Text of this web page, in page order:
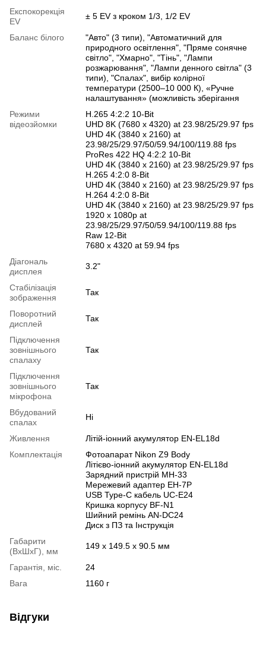
Експокорекція
EV
± 5 EV з кроком 1/3, 1/2 EV
Баланс білого
"Авто" (3 типи), "Автоматичний для
природного освітлення", "Пряме сонячне
світло", "Хмарно", "Тінь", "Лампи
розжарювання", "Лампи денного світла" (3
типи), "Спалах", вибір колірної
температури (2500–10 000 К), «Ручне
налаштування» (можливість зберігання
Режими
відеозйомки
H.265 4:2:2 10-Bit
UHD 8K (7680 x 4320) at 23.98/25/29.97 fps
UHD 4K (3840 x 2160) at
23.98/25/29.97/50/59.94/100/119.88 fps
ProRes 422 HQ 4:2:2 10-Bit
UHD 4K (3840 x 2160) at 23.98/25/29.97 fps
H.265 4:2:0 8-Bit
UHD 4K (3840 x 2160) at 23.98/25/29.97 fps
H.264 4:2:0 8-Bit
UHD 4K (3840 x 2160) at 23.98/25/29.97 fps
1920 x 1080p at
23.98/25/29.97/50/59.94/100/119.88 fps
Raw 12-Bit
7680 x 4320 at 59.94 fps
Діагональ
дисплея
3.2"
Cтабілізація
зображення
Так
Поворотний
дисплей
Так
Підключення
зовнішнього
спалаху
Так
Підключення
зовнішнього
мікрофона
Так
Вбудований
спалах
Ні
Живлення
Літій-іонний акумулятор EN-EL18d
Комплектація
Фотоапарат Nikon Z9 Body
Літієво-іонний акумулятор EN-EL18d
Зарядний пристрій MH-33
Мережевий адаптер EH-7P
USB Type-C кабель UC-E24
Кришка корпусу BF-N1
Шийний ремінь AN-DC24
Диск з ПЗ та Інструкція
Габарити
(ВхШхГ), мм
149 x 149.5 x 90.5 мм
Гарантія, міс.
24
Вага
1160 г
Відгуки